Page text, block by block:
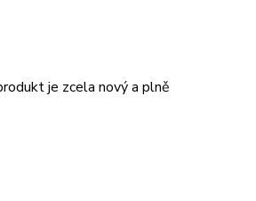
je zcela nový a plně